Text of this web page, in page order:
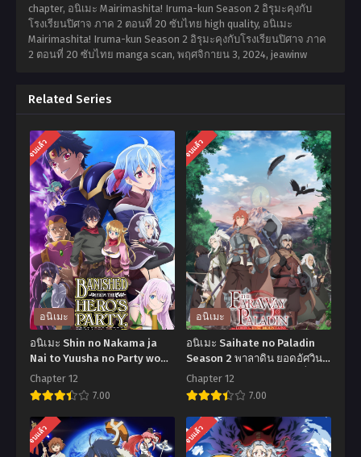
chapter, อนิเมะ Mairimashita! Iruma-kun Season 2 อิรุมะคุงกับ
โรงเรียนปิศาจ ภาค 2 ตอนที่ 20 ซับไทย high quality, อนิเมะ
Mairimashita! Iruma-kun Season 2 อิรุมะคุงกับโรงเรียนปิศาจ ภาค
2 ตอนที่ 20 ซับไทย manga scan, พฤศจิกายน 3, 2024, jeawinw
Related Series
จบแล้ว
อนิเมะ
อนิเมะ Shin no Nakama ja
Nai to Yuusha no Party wo
Oidasareta node Season 2
ผมโดนกลุ่มผู้กล้าขับไสเลยต้อง
ไปสโลว์ไลฟ์ที่ชายแดน ภาค
ตอนที่1-13 ซับไทย
Chapter 12
7.00
อ
นิ
จบแล้ว
อนิเมะ
อนิเมะ Saihate no Paladin
Season 2 พาลาดิน ยอดอัศวิน
จากแดนไกล ภาค 2 ตอนที่1-12
ซับไทย
Chapter 12
7.00
อ
นิ
จบแล้ว จบแล้ว